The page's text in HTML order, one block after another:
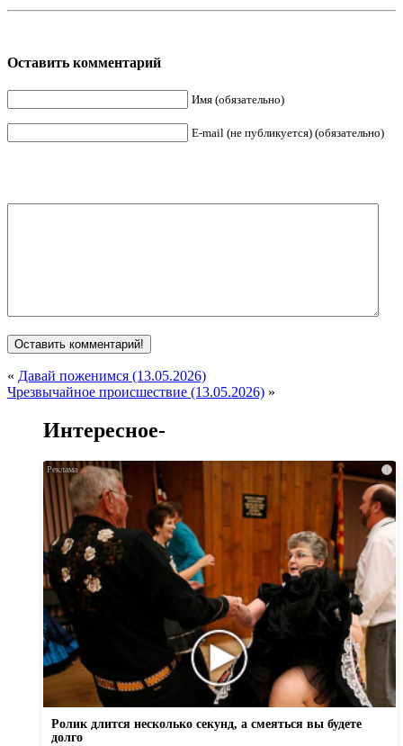
Оставить комментарий
Имя (обязательно)
E-mail (не публикуется) (обязательно)
« Давай поженимся (13.05.2026)
Чрезвычайное происшествие (13.05.2026) »
Интересное-
i
Ролик длится несколько секунд, а смеяться вы будете
долго